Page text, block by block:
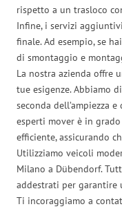
rispetto a un trasloco
Infine, i servizi
finale. Ad esempio, se
di smontaggio e
La nostra azienda offre
tue esigenze. Abbiamo
seconda dell’ampiezza
esperti mover è in
efficiente, assicurando
Utilizziamo veicoli
Milano a Dübendorf.
addestrati per garantire
Ti incoraggiamo a